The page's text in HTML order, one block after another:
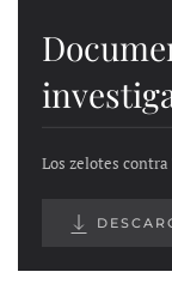
Los zelotes